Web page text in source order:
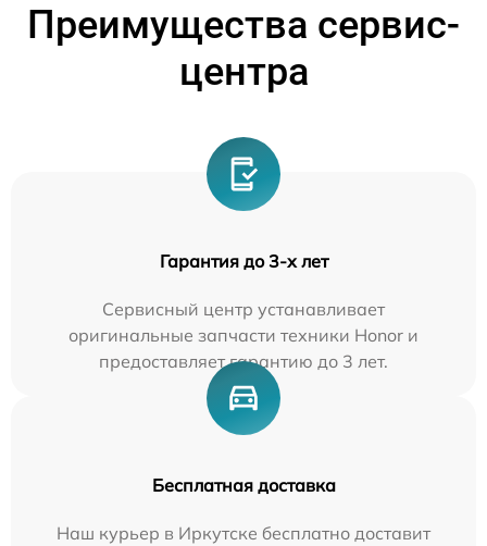
Преимущества сервис-
центра
Гарантия до 3-х лет
Сервисный центр устанавливает
оригинальные запчасти техники Honor и
предоставляет гарантию до 3 лет.
Бесплатная доставка
Наш курьер в Иркутске бесплатно доставит